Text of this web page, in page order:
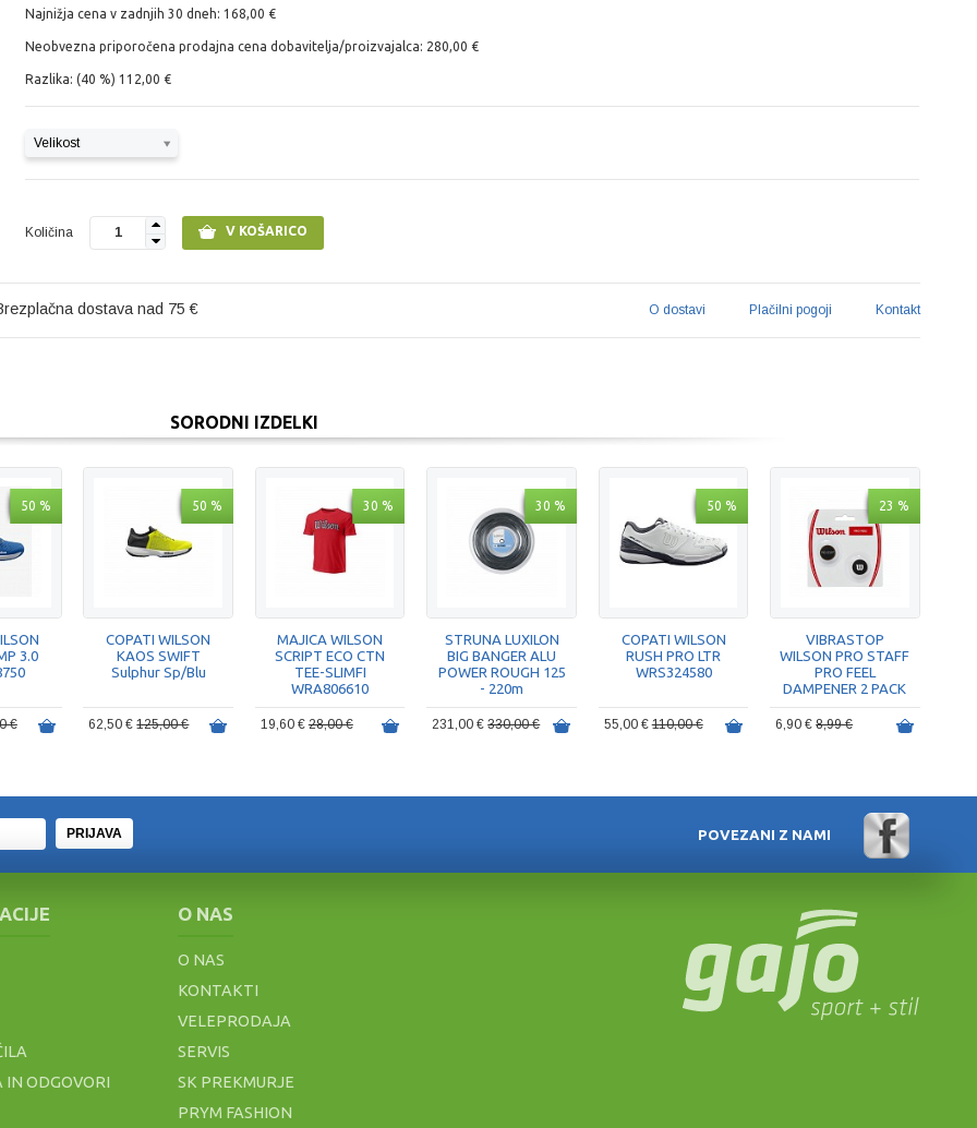
Najnižja cena v zadnjih 30 dneh: 168,00 €
Neobvezna priporočena prodajna cena dobavitelja/proizvajalca: 280,00 €
Razlika: (40 %) 112,00 €
Velikost
Količina 1 V KOŠARICO
dostava nad 75 € O dostavi Plačilni pogoji Kontakt
SORODNI IZDELKI
50 %
3.0
€
50 %
COPATI WILSON
KAOS SWIFT
Sulphur Sp/Blu
62,50 €125,00 €
30 %
MAJICA WILSON
SCRIPT ECO CTN
TEE-SLIMFI
WRA806610
19,60 €28,00 €
30 %
STRUNA LUXILON
BIG BANGER ALU
POWER ROUGH 125
- 220m
231,00 €330,00 €
50 %
COPATI WILSON
RUSH PRO LTR
WRS324580
55,00 €110,00 €
23 %
VIBRASTOP
WILSON PRO STAFF
PRO FEEL
DAMPENER 2 PACK
6,90 €8,99 €
PRIJAVA POVEZANI Z NAMI
IN ODGOVORI
O NAS
O NAS
KONTAKTI
VELEPRODAJA
SERVIS
SK PREKMURJE
PRYM FASHION